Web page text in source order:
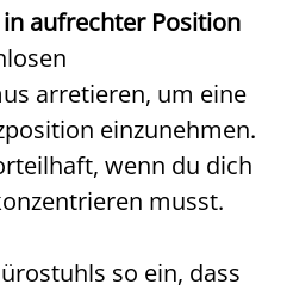
aufrechter Position
arretieren, um eine
einzunehmen.
wenn du dich
musst.
so ein, dass